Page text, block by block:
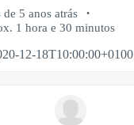
de 5 anos atrás
1 hora e 30 minutos
12-18T10:00:00+0100